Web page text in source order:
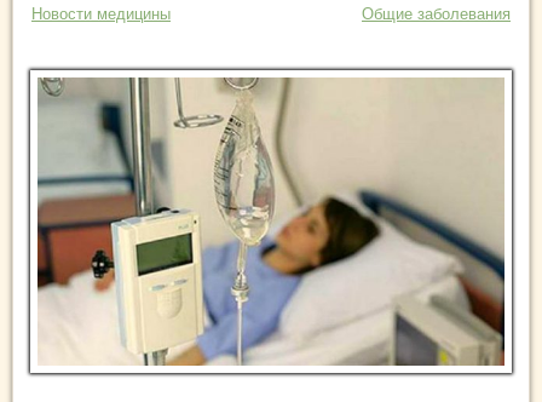
Новости медицины Общие заболевания